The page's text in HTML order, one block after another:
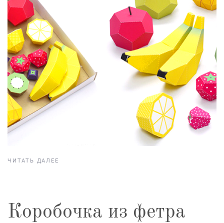
ЧИТАТЬ ДАЛЕЕ
Коробочка из фетра